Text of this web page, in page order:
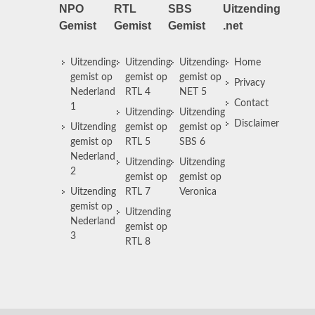
NPO
Gemist
Uitzending
gemist op
Nederland
1
Uitzending
gemist op
Nederland
2
Uitzending
gemist op
Nederland
3
RTL
Gemist
Uitzending
gemist op
RTL 4
Uitzending
gemist op
RTL 5
Uitzending
gemist op
RTL 7
Uitzending
gemist op
RTL 8
SBS
Gemist
Uitzending
gemist op
NET 5
Uitzending
gemist op
SBS 6
Uitzending
gemist op
Veronica
Uitzending
.net
Home
Privacy
Contact
Disclaimer